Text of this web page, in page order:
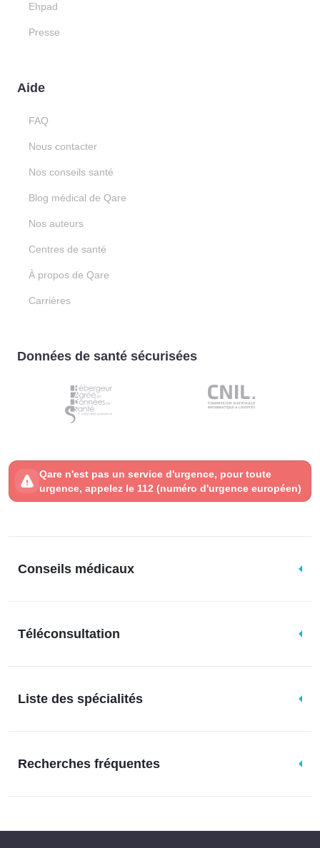
Ehpad
Presse
Aide
FAQ
Nous contacter
Nos conseils santé
Blog médical de Qare
Nos auteurs
Centres de santé
À propos de Qare
Carrières
Données de santé sécurisées
Qare n'est pas un service d'urgence, pour toute
urgence, appelez le 112 (numéro d'urgence européen)
Conseils médicaux
Téléconsultation
Liste des spécialités
Recherches fréquentes